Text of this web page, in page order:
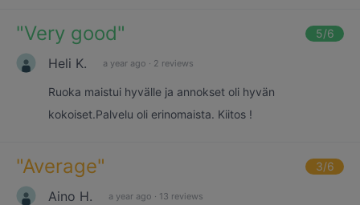
"Very good" 5/6
Heli K. a year ago · 2 reviews
Ruoka maistui hyvälle ja annokset oli hyvän
kokoiset.Palvelu oli erinomaista. Kiitos !
"Average" 3/6
Aino H. a year ago · 13 reviews